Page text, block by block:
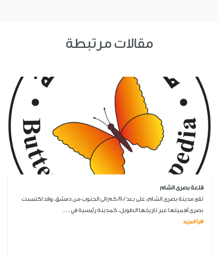
مقالات مرتبطة
قلعة بصرى الشام
تقع مدينة بصرى الشام، على بعد /110/ كم إلى الجنوب من دمشق، وقد اكتسبت
بصرى أهميتها عبر تاريخها الطويل، كمدينة رئيسية في ...
اقرأ المزيد